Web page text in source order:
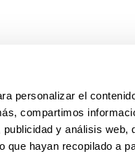
personalizar el
compartimos
y análisis web,
que hayan recopilado a